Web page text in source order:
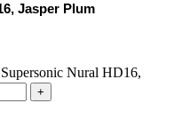
Jasper Plum
Nural HD16,